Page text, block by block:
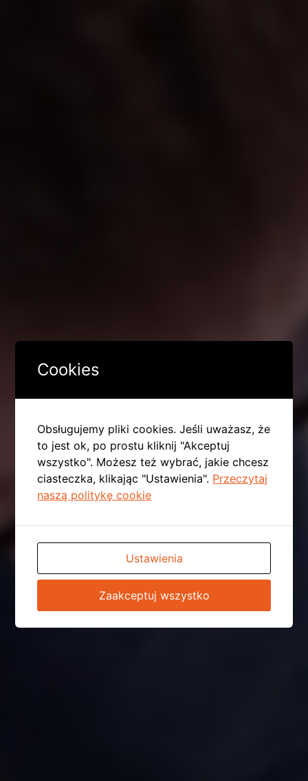
Cookies
Obsługujemy pliki cookies. Jeśli uważasz, że
to jest ok, po prostu kliknij "Akceptuj
wszystko". Możesz też wybrać, jakie chcesz
ciasteczka, klikając "Ustawienia". Przeczytaj
naszą politykę cookie
Ustawienia
Zaakceptuj wszystko